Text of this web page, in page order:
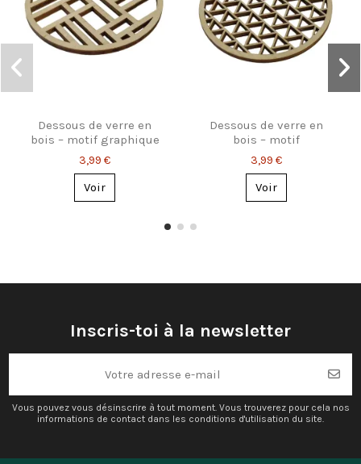
Dessous de verre en
bois – motif graphique
rectangulaire
3,99 €
Voir
Dessous de verre en
bois – motif
géométrique triangles
3,99 €
Voir
Inscris-toi à la newsletter
Vous pouvez vous désinscrire à tout moment. Vous trouverez pour cela nos
informations de contact dans les conditions d'utilisation du site.